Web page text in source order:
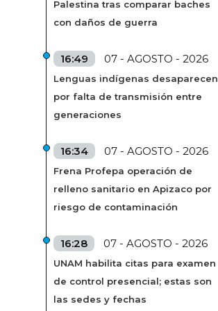
Palestina tras comparar baches
con daños de guerra
16:49 07 - AGOSTO - 2026
Lenguas indígenas desaparecen
por falta de transmisión entre
generaciones
16:34 07 - AGOSTO - 2026
Frena Profepa operación de
relleno sanitario en Apizaco por
riesgo de contaminación
16:28 07 - AGOSTO - 2026
UNAM habilita citas para examen
de control presencial; estas son
las sedes y fechas